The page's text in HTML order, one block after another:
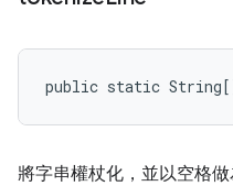
public static
將字串權杖化，並以空格